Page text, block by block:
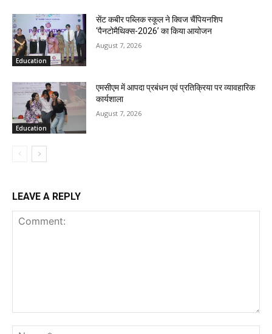
Education
सेंट कबीर पब्लिक स्कूल ने क्विज चैंपियनशिप
‘पैनटोमैथिक्स-2026’ का किया आयोजन
August 7, 2026
Education
एमसीएम में आपदा प्रबंधन एवं प्रतिक्रिया पर व्यावहारिक
कार्यशाला
August 7, 2026
LEAVE A REPLY